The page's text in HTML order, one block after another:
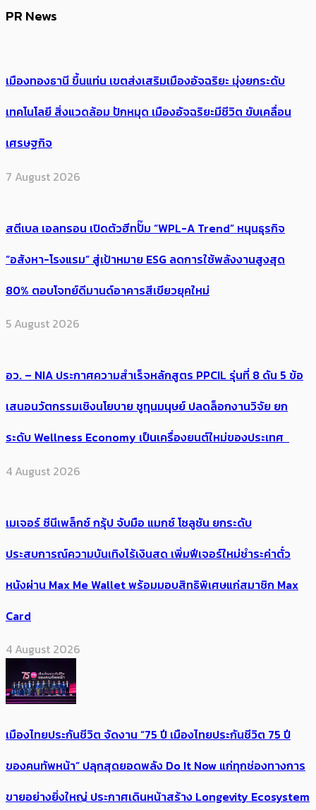
PR News
เมืองทองธานี ขึ้นแท่น เขตส่งเสริมเมืองอัจฉริยะ มุ่งยกระดับ
เทคโนโลยี สิ่งแวดล้อม ปักหมุด เมืองอัจฉริยะมีชีวิต ขับเคลื่อน
เศรษฐกิจ
7 August 2026
สตีเบล เอลทรอน เปิดตัวฮีทปั๊ม “WPL-A Trend” หนุนธุรกิจ
“อสังหา-โรงแรม” สู่เป้าหมาย ESG ลดการใช้พลังงานสูงสุด
80% ตอบโจทย์ดีมานด์อาคารสีเขียวยุคใหม่
5 August 2026
อว. – NIA ประกาศความสำเร็จหลักสูตร PPCIL รุ่นที่ 8 ดัน 5 ข้อ
เสนอนวัตกรรมเชิงนโยบาย ชูทุนมนุษย์ ปลดล็อกงานวิจัย ยก
ระดับ Wellness Economy เป็นเครื่องยนต์ใหม่ของประเทศ
4 August 2026
เมเจอร์ ซีนีเพล็กซ์ กรุ้ป จับมือ แมกซ์ โซลูชัน ยกระดับ
ประสบการณ์ความบันเทิงไร้เงินสด เพิ่มฟีเจอร์ใหม่ชำระค่าตั๋ว
หนังผ่าน Max Me Wallet พร้อมมอบสิทธิพิเศษแก่สมาชิก Max
Card
4 August 2026
เมืองไทยประกันชีวิต จัดงาน “75 ปี เมืองไทยประกันชีวิต 75 ปี
ของคนทัพหน้า” ปลุกสุดยอดพลัง Do It Now แก่ทุกช่องทางการ
ขายอย่างยิ่งใหญ่ ประกาศเดินหน้าสร้าง Longevity Ecosystem